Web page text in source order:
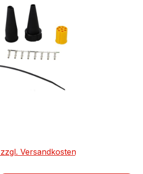
Versandkosten